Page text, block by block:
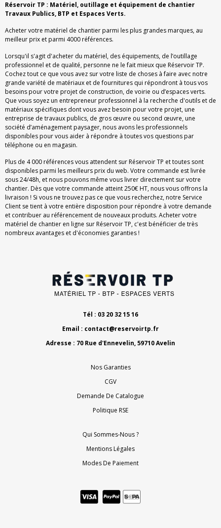
Réservoir TP : Matériel, outillage et équipement de chantier
Travaux Publics, BTP et Espaces Verts.
Acheter votre matériel de chantier parmi les plus grandes marques, au
meilleur prix et parmi 4000 références.
Lorsqu'il s'agit d'acheter du matériel, des équipements, de l’outillage
professionnel et de qualité, personne ne le fait mieux que Réservoir TP.
Cochez tout ce que vous avez sur votre liste de choses à faire avec notre
grande variété de matériaux et de fournitures qui répondront à tous vos
besoins pour votre projet de construction, de voirie ou d’espaces verts.
Que vous soyez un entrepreneur professionnel à la recherche d'outils et de
matériaux spécifiques dont vous avez besoin pour votre projet, une
entreprise de travaux publics, de gros œuvre ou second œuvre, une
société d’aménagement paysager, nous avons les professionnels
disponibles pour vous aider à répondre à toutes vos questions par
téléphone ou en magasin.
Plus de 4 000 références vous attendent sur Réservoir TP et toutes sont
disponibles parmi les meilleurs prix du web. Votre commande est livrée
sous 24/48h, et nous pouvons même vous livrer directement sur votre
chantier. Dès que votre commande atteint 250€ HT, nous vous offrons la
livraison ! Si vous ne trouvez pas ce que vous recherchez, notre Service
Client se tient à votre entière disposition pour répondre à votre demande
et contribuer au référencement de nouveaux produits. Acheter votre
matériel de chantier en ligne sur Réservoir TP, c'est bénéficier de très
nombreux avantages et d'économies garanties !
Tél : 03 20 32 15 16
Email : contact@reservoirtp.fr
Adresse : 70 Rue d'Ennevelin, 59710 Avelin
Nos Garanties
CGV
Demande De Catalogue
Politique RSE
Qui Sommes-Nous ?
Mentions Légales
Modes De Paiement